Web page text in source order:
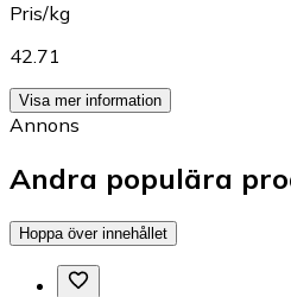
Pris/kg
42.71
Visa mer information
Annons
Andra populära
Hoppa över innehållet